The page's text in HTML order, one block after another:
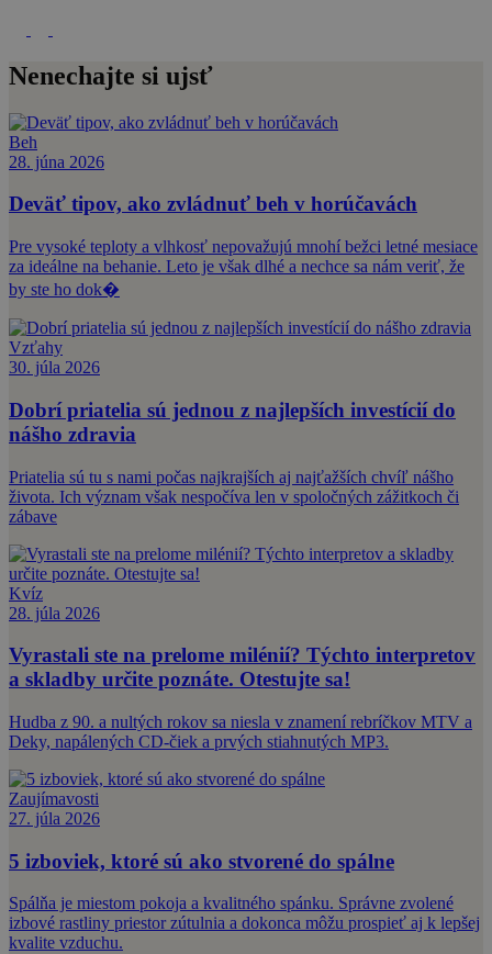
Nenechajte si ujsť
Beh
28. júna 2026
Deväť tipov, ako zvládnuť beh v horúčavách
Pre vysoké teploty a vlhkosť nepovažujú mnohí bežci letné mesiace
za ideálne na behanie. Leto je však dlhé a nechce sa nám veriť, že
by ste ho dok�
Vzťahy
30. júla 2026
Dobrí priatelia sú jednou z najlepších investícií do
nášho zdravia
Priatelia sú tu s nami počas najkrajších aj najťažších chvíľ nášho
života. Ich význam však nespočíva len v spoločných zážitkoch či
zábave
Kvíz
28. júla 2026
Vyrastali ste na prelome milénií? Týchto interpretov
a skladby určite poznáte. Otestujte sa!
Hudba z 90. a nultých rokov sa niesla v znamení rebríčkov MTV a
Deky, napálených CD-čiek a prvých stiahnutých MP3.
Zaujímavosti
27. júla 2026
5 izboviek, ktoré sú ako stvorené do spálne
Spálňa je miestom pokoja a kvalitného spánku. Správne zvolené
izbové rastliny priestor zútulnia a dokonca môžu prospieť aj k lepšej
kvalite vzduchu.